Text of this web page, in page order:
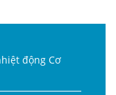
động Cơ